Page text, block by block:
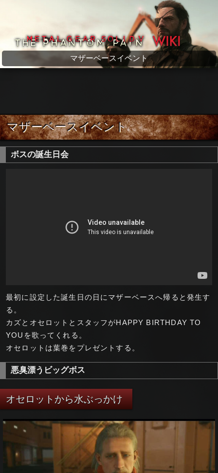
マザーベースイベント
マザーベースイベント
ボスの誕生日会
最初に設定した誕生日の日にマザーベースへ帰ると発生す
る。
カズとオセロットとスタッフがHAPPY BIRTHDAY TO
YOUを歌ってくれる。
オセロットは葉巻をプレゼントする。
悪臭漂うビッグボス
オセロットから水ぶっかけ